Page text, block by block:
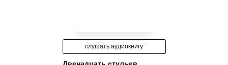
слушать аудиокнигу